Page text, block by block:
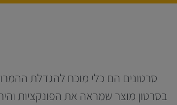
סרטונים הם כלי מוכח להגדלת
בסרטון מוצר שמראה את הפונקציות